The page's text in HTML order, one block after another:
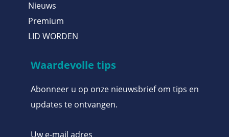
Nieuws
Premium
LID WORDEN
Waardevolle tips
Abonneer u op onze nieuwsbrief om tips en
updates te ontvangen.
Uw e-mail adres